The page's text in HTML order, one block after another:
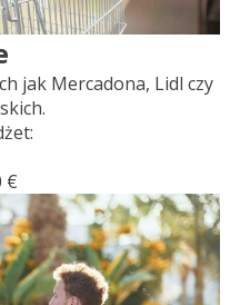
jak Mercadona, Lidl czy
€